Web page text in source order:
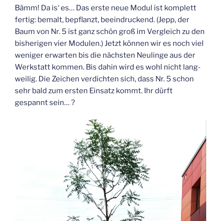
Bämm! Da is‘ es… Das ers­te neue Modul ist kom­plett
fer­tig: bemalt, bepflanzt, beein­dru­ckend. (Jepp, der
Baum von Nr. 5 ist ganz schön groß im Ver­gleich zu den
bis­he­ri­gen vier Modu­len.) Jetzt kön­nen wir es noch viel
weni­ger erwar­ten bis die nächs­ten Neu­lin­ge aus der
Werk­statt kom­men. Bis dahin wird es wohl nicht lang­
wei­lig. Die Zei­chen ver­dich­ten sich, dass Nr. 5 schon
sehr bald zum ers­ten Ein­satz kommt. Ihr dürft
gespannt sein… ?